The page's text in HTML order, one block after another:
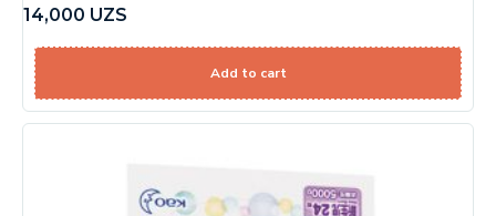
14,000 UZS
Add to cart